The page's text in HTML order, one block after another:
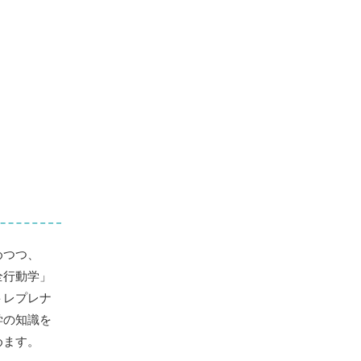
つ、
動学」
プレナ
知識を
す。